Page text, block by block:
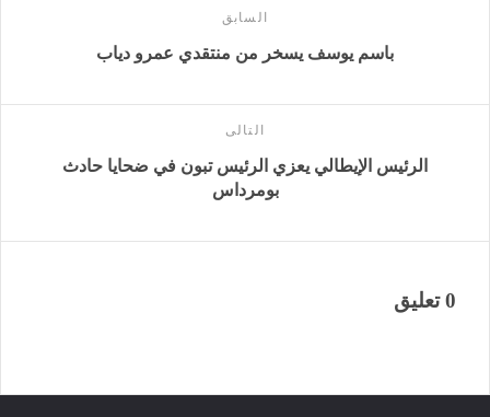
السابق
باسم يوسف يسخر من منتقدي عمرو دياب
التالى
الرئيس الإيطالي يعزي الرئيس تبون في ضحايا حادث
بومرداس
0 تعليق